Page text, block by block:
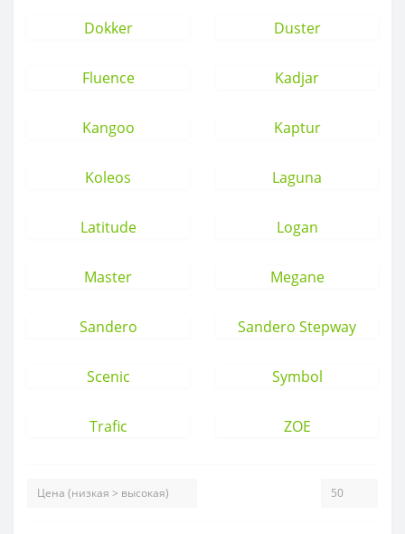
Dokker Duster
Fluence Kadjar
Kangoo Kaptur
Koleos Laguna
Latitude Logan
Master Megane
Sandero Sandero Stepway
Scenic Symbol
Trafic ZOE